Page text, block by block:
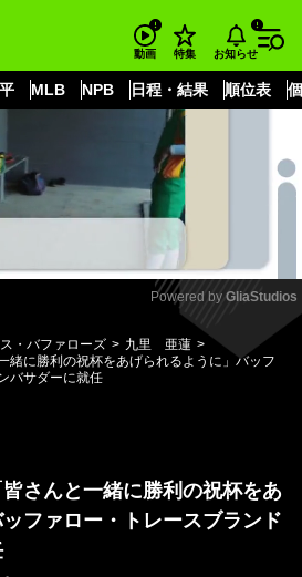
動画 特集 お知らせ
MLB NPB 日程・結果 順位表
もっと見る
Mute
Powered by GliaStudios
・バファローズ
九里 亜蓮
緒に勝利の祝杯をあげられるように」バッフ
バサダーに就任
さんと一緒に勝利の祝杯をあ
ファロー・トレースブランド